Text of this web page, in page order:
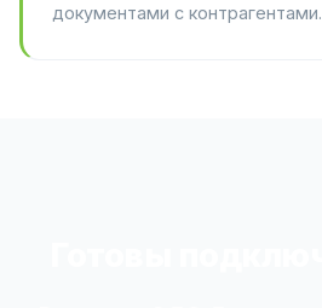
документами с контрагентами.